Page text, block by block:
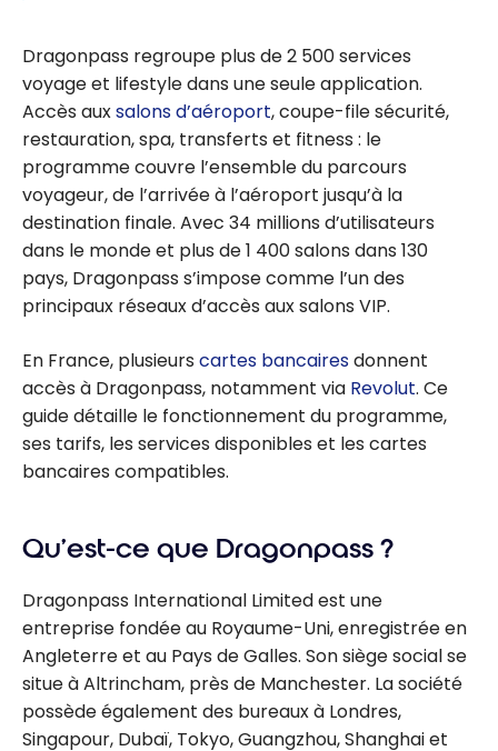
Dragonpass regroupe plus de 2 500 services
voyage et lifestyle dans une seule application.
Accès auxsalons d’aéroport, coupe-file sécurité,
restauration, spa, transferts et fitness : le
programme couvre l’ensemble du parcours
voyageur, de l’arrivée à l’aéroport jusqu’à la
destination finale. Avec 34 millions d’utilisateurs
dans le monde et plus de 1 400 salons dans 130
pays, Dragonpass s’impose comme l’un des
principaux réseaux d’accès aux salons VIP.
En France, plusieurs cartes bancairesdonnent
accès à Dragonpass, notamment via Revolut. Ce
guide détaille le fonctionnement du programme,
ses tarifs, les services disponibles et les cartes
bancaires compatibles.
Qu’est-ce que Dragonpass ?
Dragonpass International Limited est une
entreprise fondée au Royaume-Uni, enregistrée en
Angleterre et au Pays de Galles. Son siège social se
situe à Altrincham, près de Manchester. La société
possède également des bureaux à Londres,
Singapour, Dubaï, Tokyo, Guangzhou, Shanghai et